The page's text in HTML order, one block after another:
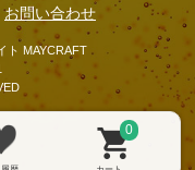
0
お問い合わせ
ト MAYCRAFT